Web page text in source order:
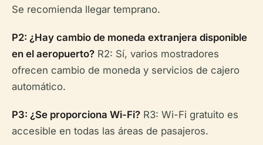
Se recomienda llegar temprano.
P2: ¿Hay cambio de moneda extranjera disponible
en el aeropuerto? R2: Sí, varios mostradores
ofrecen cambio de moneda y servicios de cajero
automático.
P3: ¿Se proporciona Wi-Fi? R3: Wi-Fi gratuito es
accesible en todas las áreas de pasajeros.